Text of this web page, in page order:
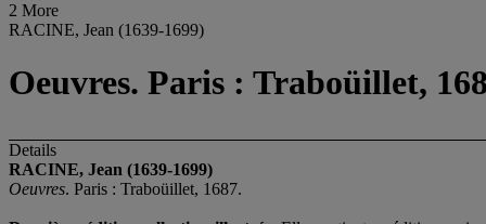
2 More
RACINE, Jean (1639-1699)
Oeuvres. Paris : Traboüillet,
Details
RACINE, Jean (1639-1699)
Oeuvres. Paris : Traboüillet, 1687.